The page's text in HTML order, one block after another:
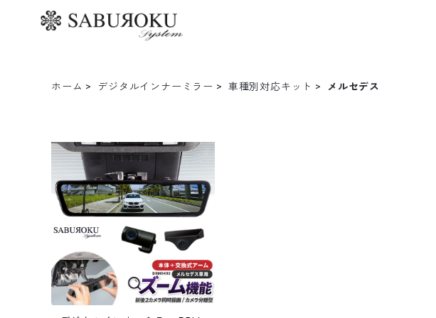
ホーム デジタルインナーミラー 車種別対応キット メルセデス